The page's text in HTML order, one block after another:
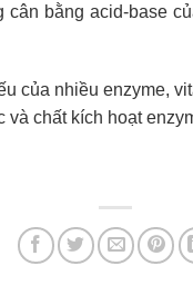
cân bằng acid-base
của nhiều enzyme,
và chất kích hoạt